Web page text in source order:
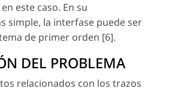
este caso. En su
simple, la interfase puede ser
de primer orden [6].
DEL PROBLEMA
relacionados con los trazos